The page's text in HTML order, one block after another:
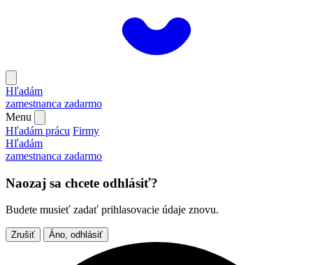
Hľadám
zamestnanca zadarmo
Menu
Hľadám prácu Firmy
Hľadám
zamestnanca zadarmo
Naozaj sa chcete odhlásiť?
Budete musieť zadať prihlasovacie údaje znovu.
Zrušiť Áno, odhlásiť